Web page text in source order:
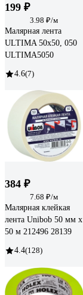
199 ₽
3.98 ₽/м
Малярная лента
ULTIMA 50x50, 050
ULTIMA5050
4.6(7)
384 ₽
7.68 ₽/м
Малярная клейкая
лента Unibob 50 мм х
50 м 212496 28139
4.4(128)